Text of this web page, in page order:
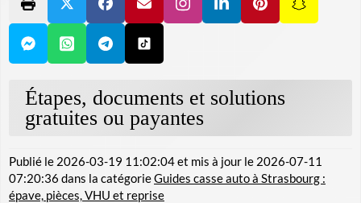
Étapes, documents et solutions
gratuites ou payantes
Publié le 2026-03-19 11:02:04et mis à jour le 2026-07-11
07:20:36 dans la catégorieGuides casse auto à Strasbourg :
épave, pièces, VHU et reprise